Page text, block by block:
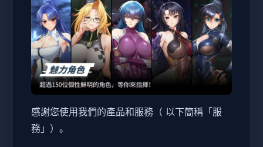
感謝您使用我們的產品和服務（ 以下簡稱「服
務」）。